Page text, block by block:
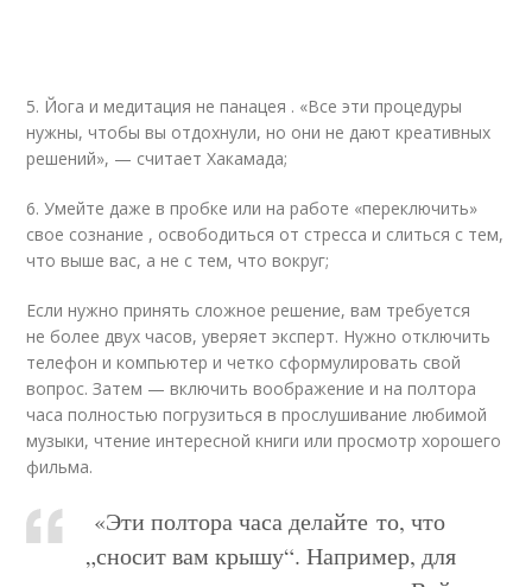
5. Йога и медитация не панацея . «Все эти процедуры
нужны, чтобы вы отдохнули, но они не дают креативных
решений», — считает Хакамада;
6. Умейте даже в пробке или на работе «переключить»
свое сознание , освободиться от стресса и слиться с тем,
что выше вас, а не с тем, что вокруг;
Если нужно принять сложное решение, вам требуется
не более двух часов, уверяет эксперт. Нужно отключить
телефон и компьютер и четко сформулировать свой
вопрос. Затем — включить воображение и на полтора
часа полностью погрузиться в прослушивание любимой
музыки, чтение интересной книги или просмотр хорошего
фильма.
«Эти полтора часа делайте то, что
„сносит вам крышу“. Например, для